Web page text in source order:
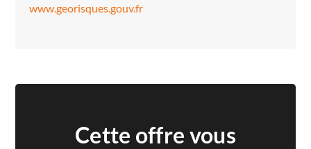
www.georisques.gouv.fr
Cette offre vous